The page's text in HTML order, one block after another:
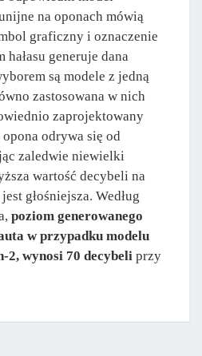
na oponach mówią
graficzny i oznaczenie
generuje dana
są modele z jedną
zastosowana w nich
zaprojektowany
odrywa się od
zaledwie niewielki
wartość decybeli na
głośniejsza. Według
poziom generowanego
w przypadku modelu
2, wynosi 70 decybeli przy